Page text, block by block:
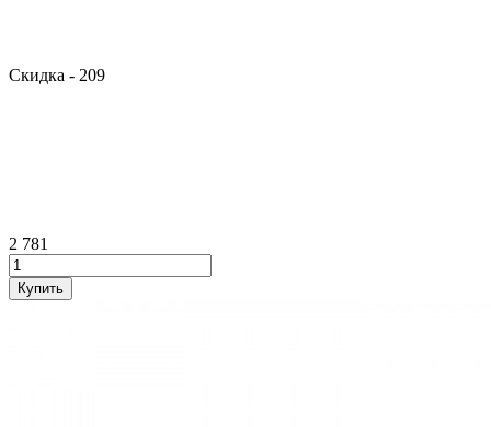
Скидка - 209
2 781